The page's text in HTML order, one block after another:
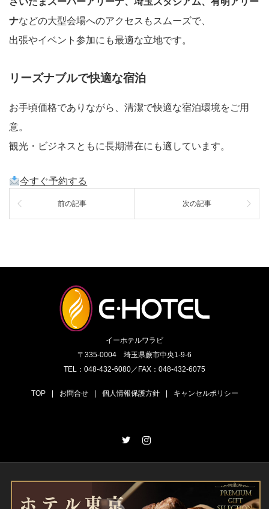
ナなどの大型会場へのアクセスもスムーズで、
出張やイベント参加にも最適な立地です。
リーズナブルで快適な宿泊
お手頃価格でありながら、清潔で快適な宿泊環境をご用
意。
観光・ビジネスともに長期滞在にも適しています。
今すぐ予約する
前の記事 次の記事
イーホテルワラビ
〒335-0004 埼玉県蕨市中央1-9-6
TEL：048-432-6080／FAX：048-432-6075
TOP お問合せ 個人情報保護方針 キャンセルポリシー